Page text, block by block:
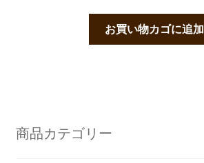
お買い物カゴに追加
商品カテゴリー